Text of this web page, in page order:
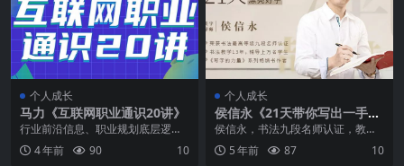
个人成长
马力《互联网职业通识20讲》
行业前沿信息、职业规划底层逻
辑、大厂求职路径与资源，一次全
搞定！ 现在购买赠送电...
4 年前 90 10
个人成长
侯信永《21天带你写出一手漂
亮好字》
侯信永，书法九段名师认证，教学1
3年，辅导上万名学员，每天15分
钟，21天带你写...
5 年前 87 10